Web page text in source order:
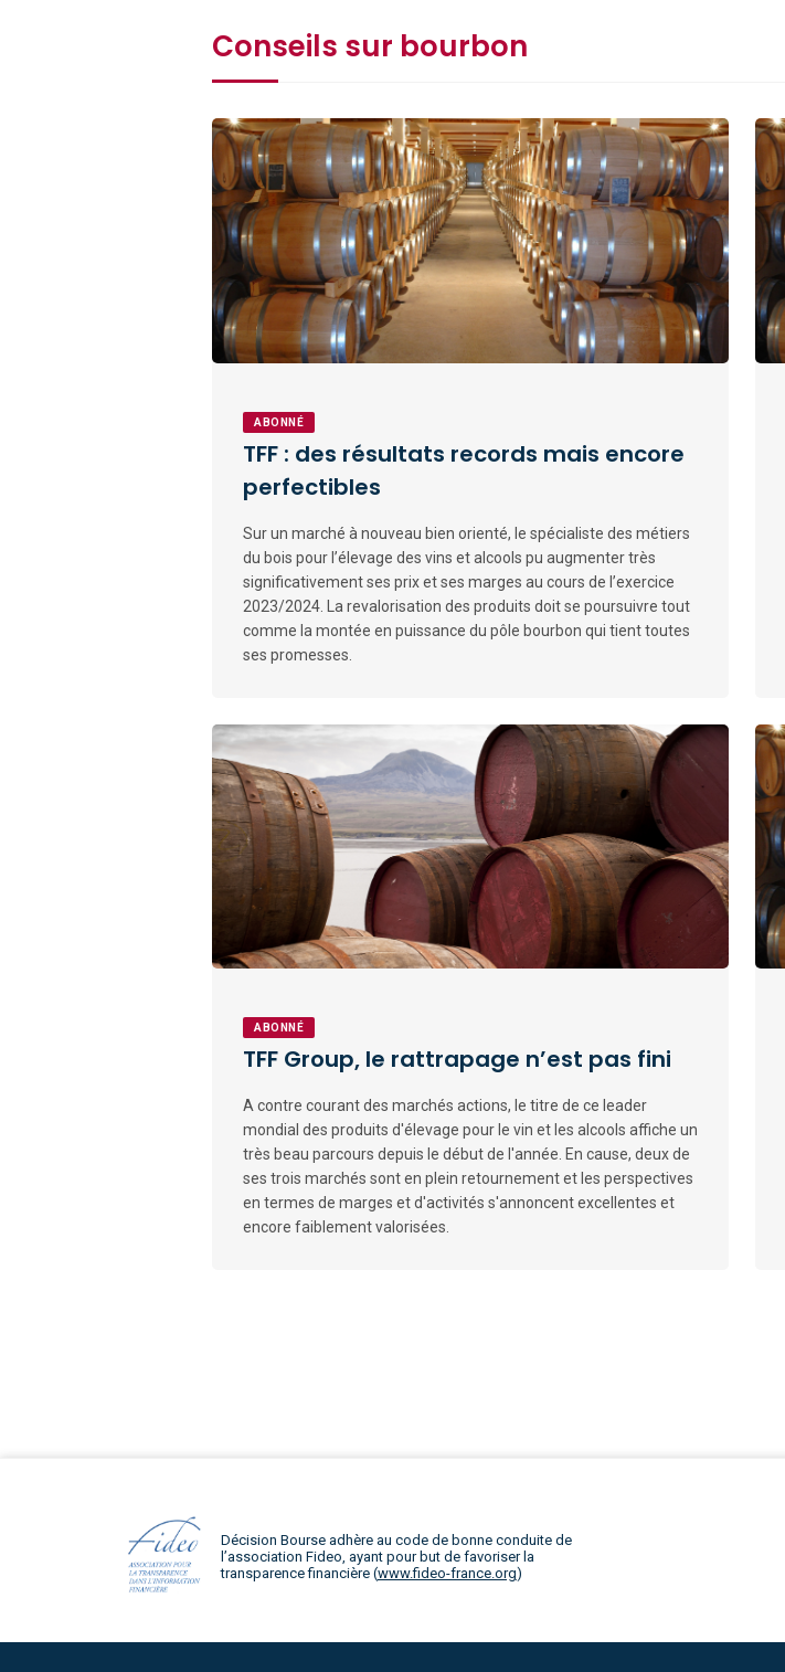
Conseils sur bourbon
ABONNÉ
TFF : des résultats records mais encore
perfectibles
Sur un marché à nouveau bien orienté, le spécialiste des métiers
du bois pour l’élevage des vins et alcools pu augmenter très
significativement ses prix et ses marges au cours de l’exercice
2023/2024. La revalorisation des produits doit se poursuivre tout
comme la montée en puissance du pôle bourbon qui tient toutes
ses promesses.
ABONNÉ
TFF Group, le rattrapage n’est pas fini
A contre courant des marchés actions, le titre de ce leader
mondial des produits d'élevage pour le vin et les alcools affiche un
très beau parcours depuis le début de l'année. En cause, deux de
ses trois marchés sont en plein retournement et les perspectives
en termes de marges et d'activités s'annoncent excellentes et
encore faiblement valorisées.
Décision Bourse adhère au code de bonne conduite de
l’association Fideo, ayant pour but de favoriser la
transparence financière (www.fideo-france.org)